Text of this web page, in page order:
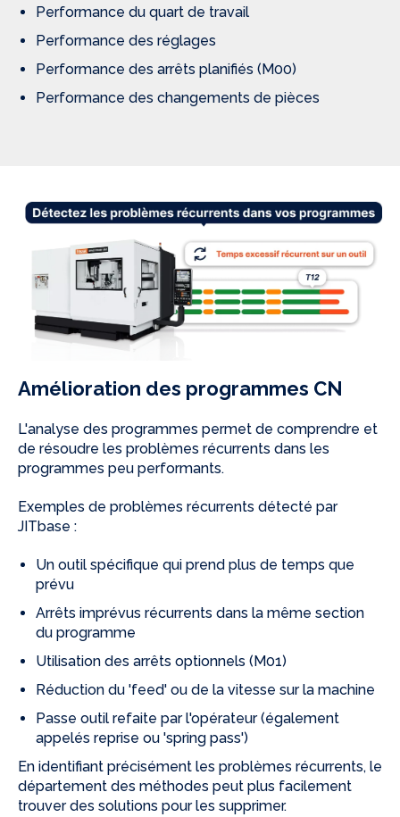
Performance du quart de travail
Performance des réglages
Performance des arrêts planifiés (M00)
Performance des changements de pièces
Amélioration des programmes CN
L'analyse des programmes permet de comprendre et
de résoudre les problèmes récurrents dans les
programmes peu performants.
Exemples de problèmes récurrents détecté par
JITbase :
Un outil spécifique qui prend plus de temps que
prévu
Arrêts imprévus récurrents dans la même section
du programme
Utilisation des arrêts optionnels (M01)
Réduction du 'feed' ou de la vitesse sur la machine
Passe outil refaite par l'opérateur (également
appelés reprise ou 'spring pass')
En identifiant précisément les problèmes récurrents, le
département des méthodes peut plus facilement
trouver des solutions pour les supprimer.